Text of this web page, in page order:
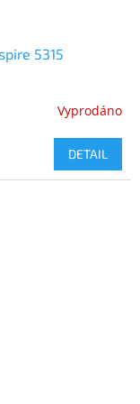
5315
Vyprodáno
DETAIL